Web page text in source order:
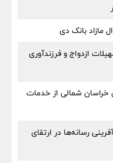
مازاد بانک دی
ازدواج و فرزندآوری
خراسان شمالی از خدمات
رسانه‌ها در ارتقای